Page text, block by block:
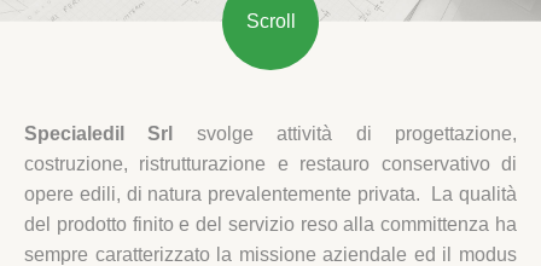
Scroll
Specialedil Srl
svolge attività di progettazione,
costruzione, ristrutturazione e restauro conservativo di
opere edili, di natura prevalentemente privata. La qualità
del prodotto finito e del servizio reso alla committenza ha
sempre caratterizzato la missione aziendale ed il modus